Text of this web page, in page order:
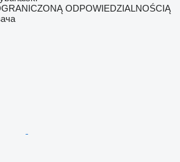
ODPOWIEDZIALNOŚCIĄ